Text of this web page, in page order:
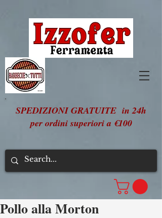
SPEDIZIONI GRATUITE in 24h
per ordini superiori a €100
Pollo alla Morton